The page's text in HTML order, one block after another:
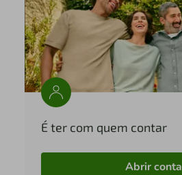
É ter com quem contar
Abrir conta